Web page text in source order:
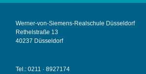
Werner-von-Siemens-Realschule Düsseldorf
Rethelstraße 13
40237 Düsseldorf
Tel.: 0211 · 8927174